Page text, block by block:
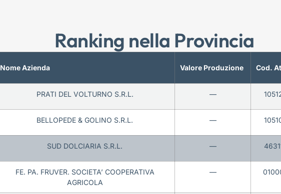
Ranking nella Provincia
Nome Azienda Valore Produzione Cod.
PRATI DEL VOLTURNO S.R.L. —
BELLOPEDE & GOLINO S.R.L. —
SUD DOLCIARIA S.R.L. —
FE. PA. FRUVER. SOCIETA’ COOPERATIVA
AGRICOLA
—